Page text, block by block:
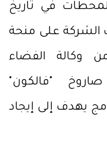
أبرز المحطات في تاريخ
على منحة
من وكالة الفضاء
صاروخ "فالكون"
يهدف إلى إيجاد